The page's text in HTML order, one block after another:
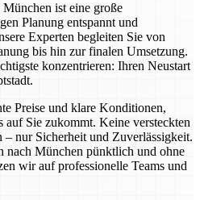
ist eine große
Planung entspannt und
Experten begleiten Sie von
bis hin zur finalen Umsetzung.
konzentrieren: Ihren Neustart
Preise und klare Konditionen,
auf Sie zukommt. Keine versteckten
– nur Sicherheit und Zuverlässigkeit.
nach München pünktlich und ohne
wir auf professionelle Teams und